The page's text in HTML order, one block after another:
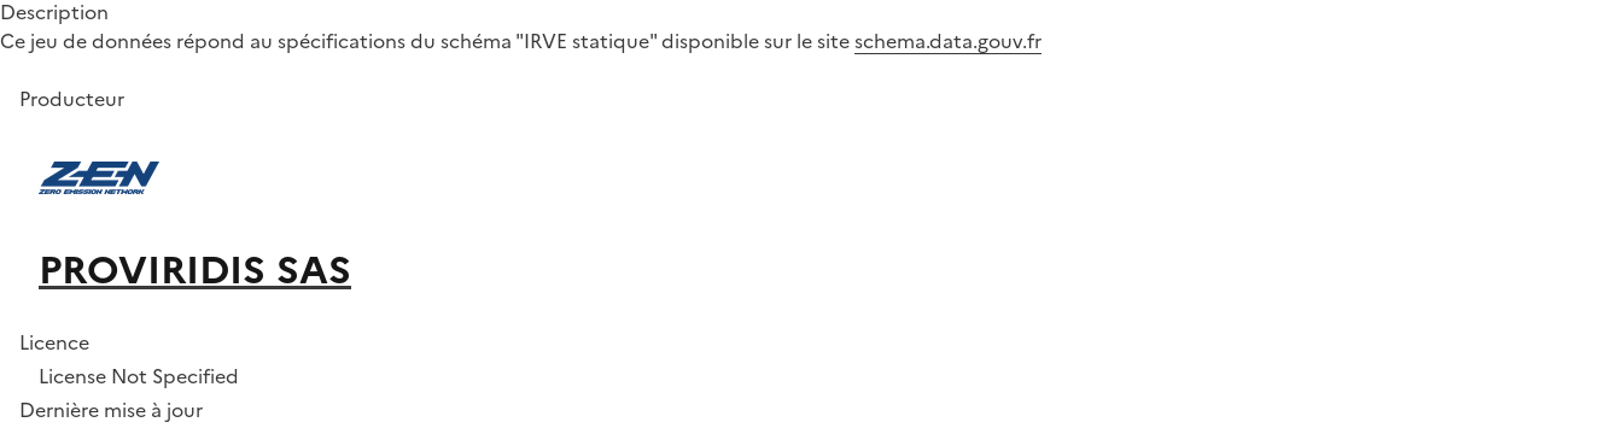
Description
Ce jeu de données répond au spécifications du schéma "IRVE statique" disponible sur le siteschema.data.gouv.fr
Producteur
PROVIRIDIS SAS
Licence
License Not Specified
Dernière mise à jour